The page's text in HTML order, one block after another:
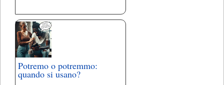
Potremo o potremmo:
quando si usano?